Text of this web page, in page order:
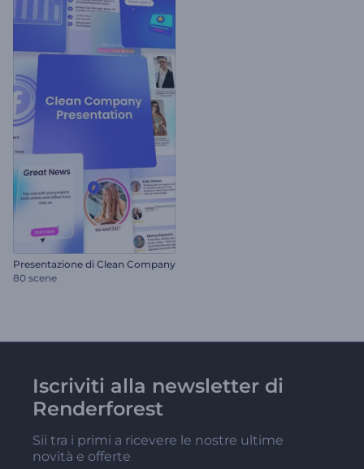
Presentazione di Clean Company
80 scene
Iscriviti alla newsletter di
Renderforest
Sii tra i primi a ricevere le nostre ultime
novità e offerte